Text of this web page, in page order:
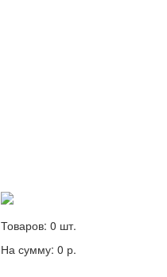
Товаров: 0 шт.
На сумму: 0 р.